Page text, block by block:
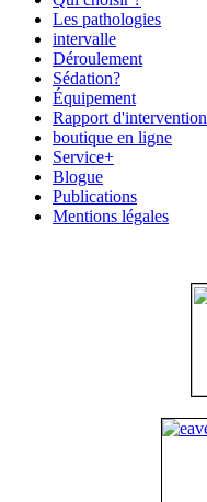
Les pathologies
intervalle
Déroulement
Sédation?
Équipement
Rapport d'intervention
boutique en ligne
Service+
Blogue
Publications
Mentions légales